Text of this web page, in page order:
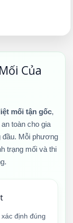
Của
mối tận gốc,
toàn cho gia
đầu. Mỗi phương
trạng mối và thi
định đúng